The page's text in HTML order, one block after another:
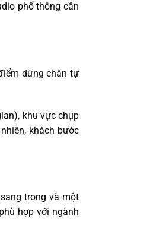
phổ thông cần
dừng chân tự
khu vực chụp
khách bước
trọng và một
hợp với ngành